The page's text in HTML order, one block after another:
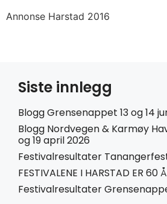
Annonse Harstad 2016
Siste innlegg
Blogg Grensenappet 13 og 14
Blogg Nordvegen & Karmøy
og 19 april 2026
Festivalresultater
FESTIVALENE I HARSTAD ER 60
Festivalresultater